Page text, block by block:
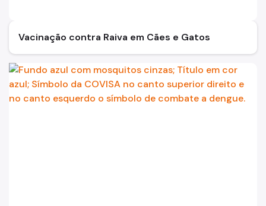
Boletins
Educação e Pesquisa
Vacinação contra Raiva em Cães e Gatos